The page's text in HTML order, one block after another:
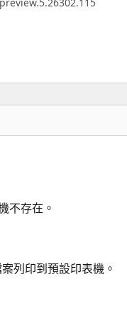
不存在。
列印到預設印表機。